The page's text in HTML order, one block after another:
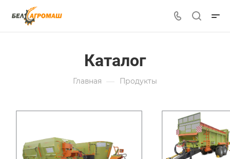
Каталог
Главная — Продукты